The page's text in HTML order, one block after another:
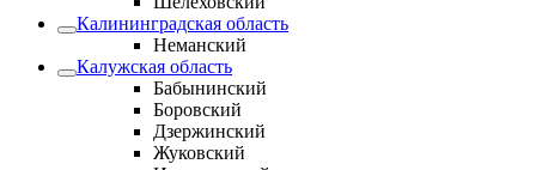
Калининградская область
Неманский
Калужская область
Бабынинский
Боровский
Дзержинский
Жуковский